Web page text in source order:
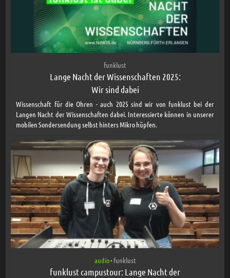
funklust
Lange Nacht der Wissenschaften 2025:
Wir sind dabei
Wissenschaft für die Ohren - auch 2025 sind wir von funklust bei der
Langen Nacht der Wissenschaften dabei. Interessierte können in unserer
mobilen Sondersendung selbst hinters Mikro hüpfen.
audio• funklust
funklust campustour: Lange Nacht der